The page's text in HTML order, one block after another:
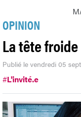
OPINION
La tête
Publié le vendredi 05
#L'invité.e